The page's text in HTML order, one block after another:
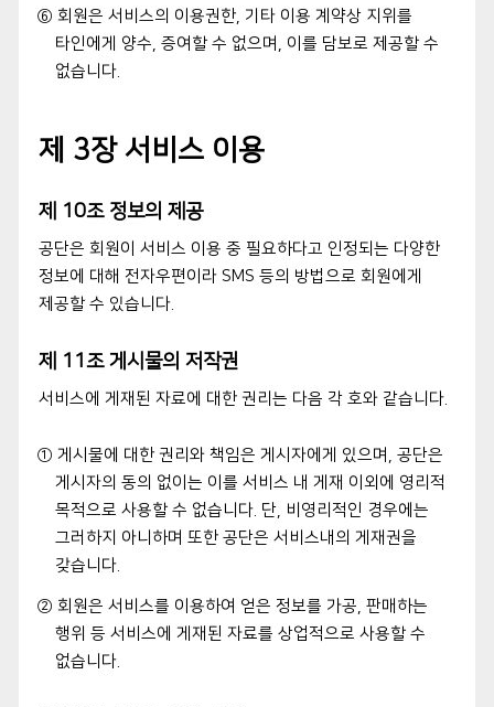
⑥ 회원은 서비스의 이용권한, 기타 이용 계약상 지위를
타인에게 양수, 증여할 수 없으며, 이를 담보로 제공할 수
없습니다.
제 3장 서비스 이용
제 10조 정보의 제공
공단은 회원이 서비스 이용 중 필요하다고 인정되는 다양한
정보에 대해 전자우편이라 SMS 등의 방법으로 회원에게
제공할 수 있습니다.
제 11조 게시물의 저작권
서비스에 게재된 자료에 대한 권리는 다음 각 호와 같습니다.
① 게시물에 대한 권리와 책임은 게시자에게 있으며, 공단은
게시자의 동의 없이는 이를 서비스 내 게재 이외에 영리적
목적으로 사용할 수 없습니다. 단, 비영리적인 경우에는
그러하지 아니하며 또한 공단은 서비스내의 게재권을
갖습니다.
② 회원은 서비스를 이용하여 얻은 정보를 가공, 판매하는
행위 등 서비스에 게재된 자료를 상업적으로 사용할 수
없습니다.